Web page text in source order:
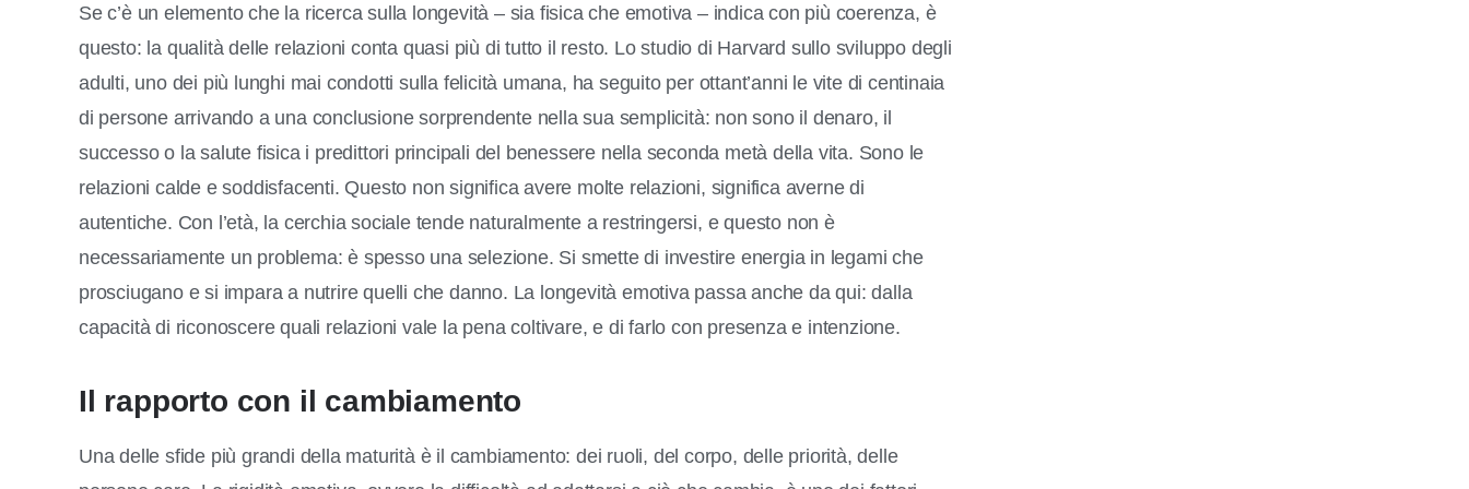
Se c’è un elemento che la ricerca sulla longevità – sia fisica che emotiva – indica con più coerenza, è
questo: la qualità delle relazioni conta quasi più di tutto il resto. Lo studio di Harvard sullo sviluppo degli
adulti, uno dei più lunghi mai condotti sulla felicità umana, ha seguito per ottant’anni le vite di centinaia
di persone arrivando a una conclusione sorprendente nella sua semplicità: non sono il denaro, il
successo o la salute fisica i predittori principali del benessere nella seconda metà della vita. Sono le
relazioni calde e soddisfacenti. Questo non significa avere molte relazioni, significa averne di
autentiche. Con l’età, la cerchia sociale tende naturalmente a restringersi, e questo non è
necessariamente un problema: è spesso una selezione. Si smette di investire energia in legami che
prosciugano e si impara a nutrire quelli che danno. La longevità emotiva passa anche da qui: dalla
capacità di riconoscere quali relazioni vale la pena coltivare, e di farlo con presenza e intenzione.
Il rapporto con il cambiamento
Una delle sfide più grandi della maturità è il cambiamento: dei ruoli, del corpo, delle priorità, delle